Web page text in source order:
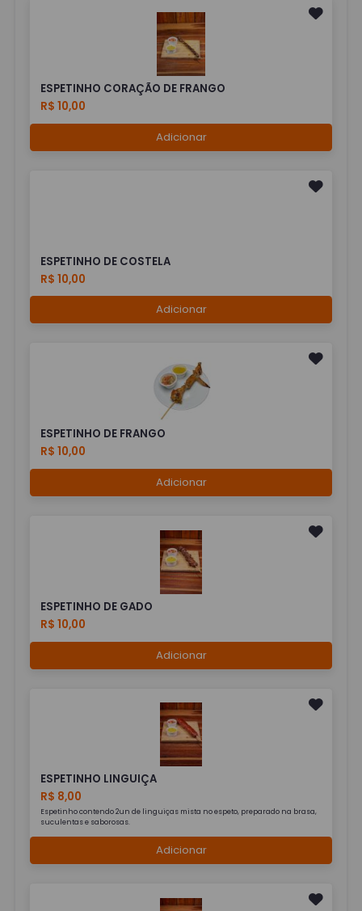
ESPETINHO CORAÇÃO DE FRANGO
R$ 10,00
Adicionar
ESPETINHO DE COSTELA
R$ 10,00
Adicionar
ESPETINHO DE FRANGO
R$ 10,00
Adicionar
ESPETINHO DE GADO
R$ 10,00
Adicionar
ESPETINHO LINGUIÇA
R$ 8,00
Espetinho contendo 2un de linguiças mista no espeto, preparado na brasa,
suculentas e saborosas.
Adicionar